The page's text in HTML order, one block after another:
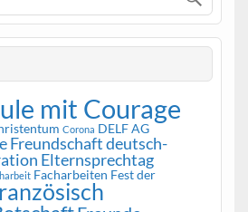
mit Courage
Corona DELF AG
Freundschaftdeutsch-
Elternsprechtag
Facharbeiten Fest der